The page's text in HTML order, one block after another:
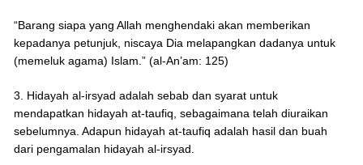
“Barang siapa yang Allah menghendaki akan memberikan
kepadanya petunjuk, niscaya Dia melapangkan dadanya untuk
(memeluk agama) Islam.” (al-An’am: 125)
3. Hidayah al-irsyad adalah sebab dan syarat untuk
mendapatkan hidayah at-taufiq, sebagaimana telah diuraikan
sebelumnya. Adapun hidayah at-taufiq adalah hasil dan buah
dari pengamalan hidayah al-irsyad.